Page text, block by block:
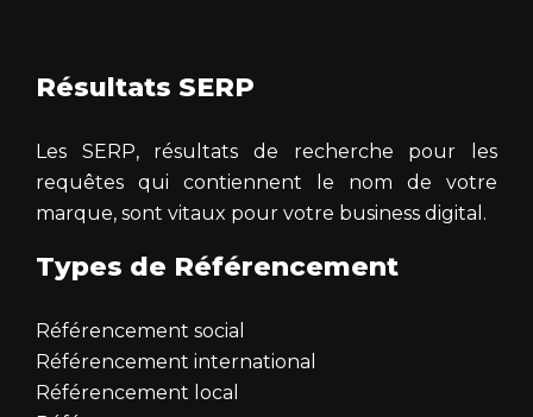
Résultats SERP
Les SERP, résultats de recherche pour les
requêtes qui contiennent le nom de votre
marque, sont vitaux pour votre business digital.
Types de Référencement
Référencement social
Référencement international
Référencement local